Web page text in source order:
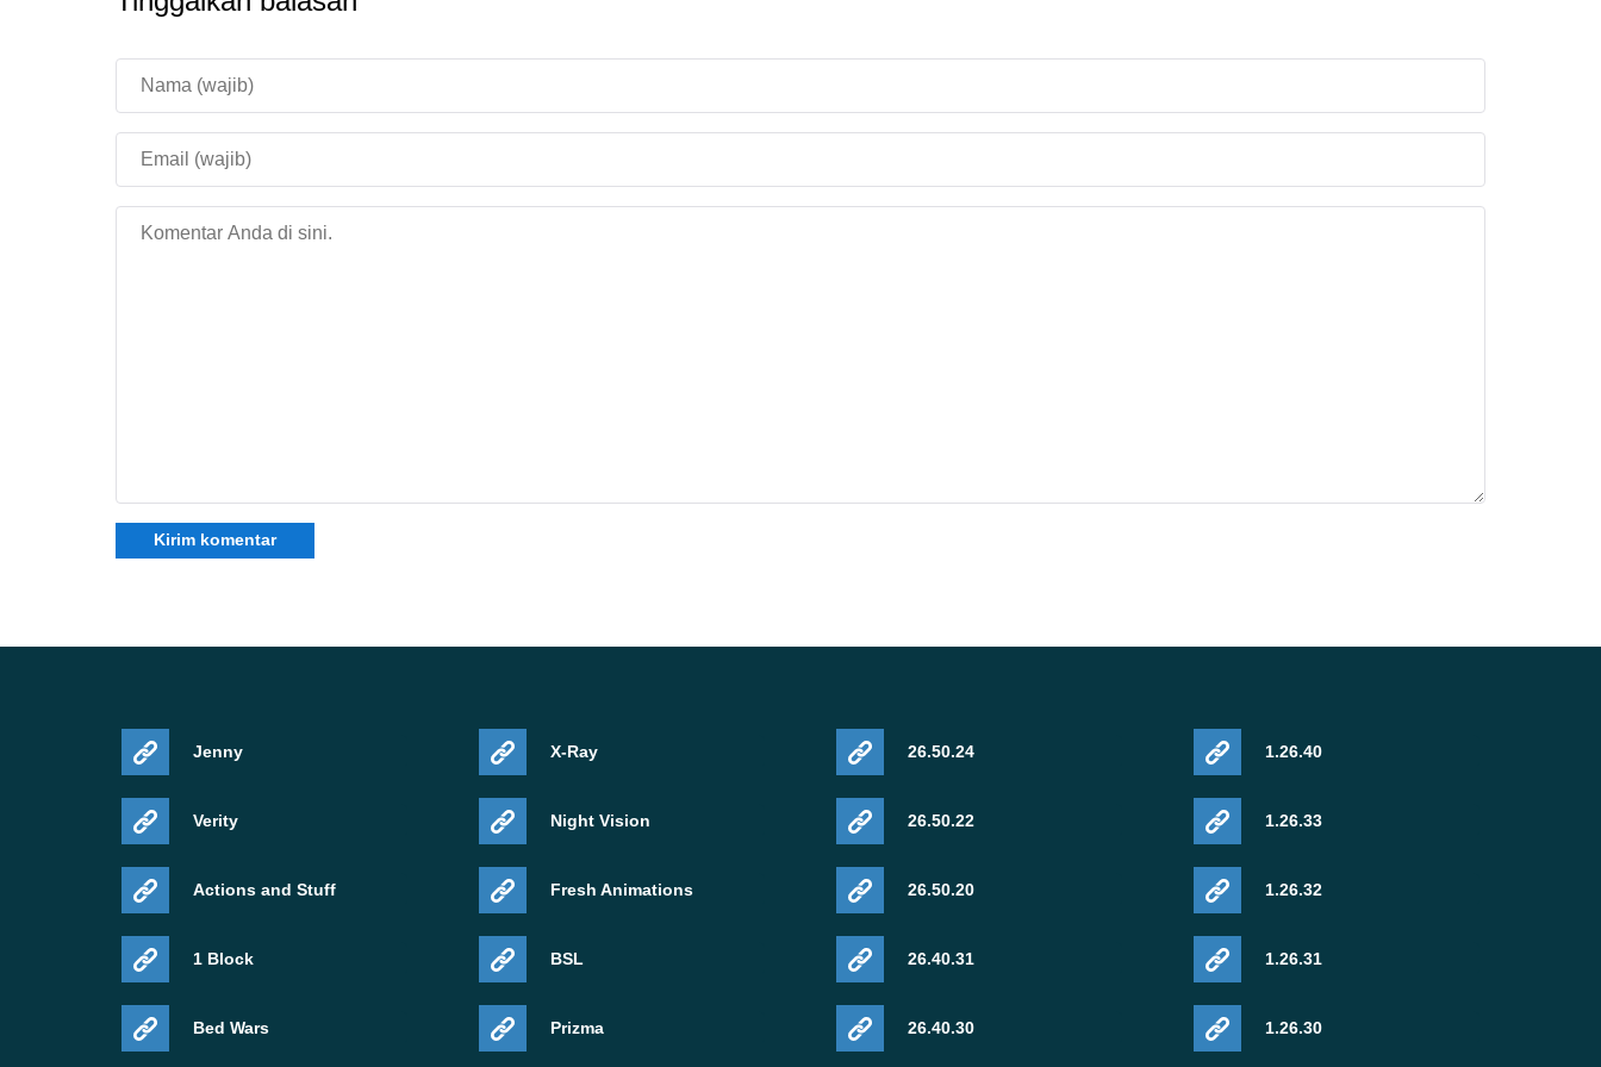
Sulfur Cubes yang membawa TNT kini bisa dipicu menggunakan debu Redstone yang mengarah
langsung ke arahnya. Ini menciptakan eksperimen Redstone yang lebih konsisten bagi pemain
Bedrock tingkat lanjut yang membangun jebakan, sistem peluncur, dan kontraption survival mekanikal.
Potent Sulfur dan perilaku dunia
memperhatikan perbaikannya.
resource pack PBR yang menggunakan actor heightmap textures. Masalah ini terutama memengaruhi
Musik bioma kembali
Mutated. Meskipun kecil dibanding mekanik gameplay, ini membantu memulihkan suasana selama
Jenny
Verity
Actions and Stuff
1 Block
Bed Wars
X-Ray
Night Vision
Fresh Animations
BSL
Prizma
26.50.24
26.50.22
26.50.20
26.40.31
26.40.30
1.26.40
1.26.33
1.26.32
1.26.31
1.26.30